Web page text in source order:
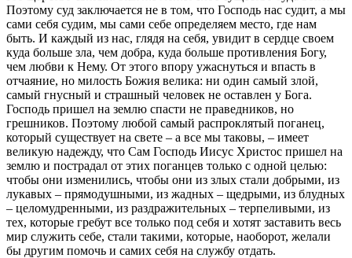
Поэтому суд заключается не в том, что Господь нас судит, а мы
сами себя судим, мы сами себе определяем место, где нам
быть. И каждый из нас, глядя на себя, увидит в сердце своем
куда больше зла, чем добра, куда больше противления Богу,
чем любви к Нему. От этого впору ужаснуться и впасть в
отчаяние, но милость Божия велика: ни один самый злой,
самый гнусный и страшный человек не оставлен у Бога.
Господь пришел на землю спасти не праведников, но
грешников. Поэтому любой самый распроклятый поганец,
который существует на свете – а все мы таковы, – имеет
великую надежду, что Сам Господь Иисус Христос пришел на
землю и пострадал от этих поганцев только с одной целью:
чтобы они изменились, чтобы они из злых стали добрыми, из
лукавых – прямодушными, из жадных – щедрыми, из блудных
– целомудренными, из раздражительных – терпеливыми, из
тех, которые гребут все только под себя и хотят заставить весь
мир служить себе, стали такими, которые, наоборот, желали
бы другим помочь и самих себя на службу отдать.